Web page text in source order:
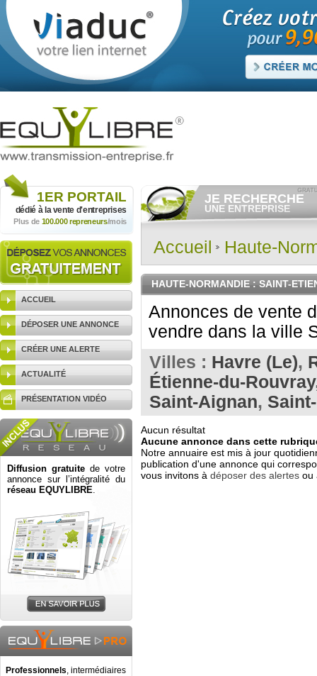
1ER PORTAIL
dédié à la vente d'entreprises
Plus de 100.000 repreneurs/mois
ACCUEIL
DÉPOSER UNE ANNONCE
CRÉER UNE ALERTE
ACTUALITÉ
PRÉSENTATION VIDÉO
Diffusion gratuite de votre
annonce sur l’intégralité du
réseau EQUYLIBRE.
Professionnels, intermédiaires
JE RECHERCHE
UNE ENTREPRISE
Consulter gratuitementles
vendre.
Et/ou déposer
gratuitement
RECHERCHER UNE
ANNONCE
Accueil Haute-
HAUTE-NORMANDIE: SAINT-
Annonces de vente
vendre dans la ville
Villes : Havre (Le),
Étienne-du-Rouvray
Saint-Aignan,
Aucun résultat
Aucune annonce dans cette
Notre annuaire est mis à jour
publication d'une annonce qui
vous invitons à déposer des alertes ou